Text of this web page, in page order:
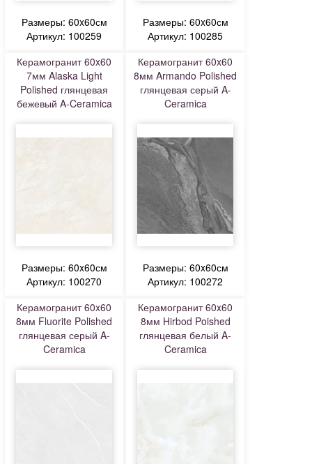
Размеры: 60x60см
Артикул: 100259
Размеры: 60x60см
Артикул: 100285
Керамогранит 60x60
7мм Alaska Light
Polished глянцевая
бежевый A-Ceramica
Размеры: 60x60см
Артикул: 100270
Керамогранит 60x60
8мм Armando Polished
глянцевая серый A-
Ceramica
Размеры: 60x60см
Артикул: 100272
Керамогранит 60x60
8мм Fluorite Polished
глянцевая серый A-
Ceramica
Керамогранит 60x60
8мм Hirbod Poished
глянцевая белый A-
Ceramica